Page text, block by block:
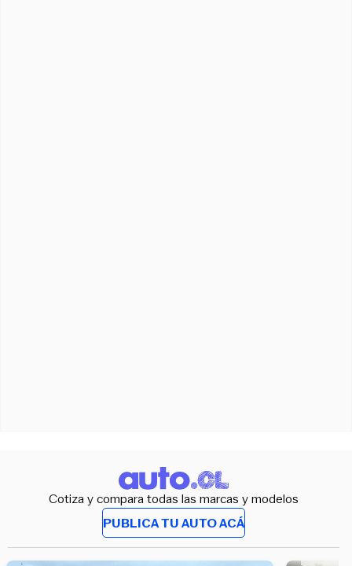
Cotiza y compara todas las marcas y modelos
PUBLICA TU AUTO ACÁ